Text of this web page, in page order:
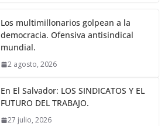
Los multimillonarios golpean a la
democracia. Ofensiva antisindical
mundial.
2 agosto, 2026
En El Salvador: LOS SINDICATOS Y EL
FUTURO DEL TRABAJO.
27 julio, 2026